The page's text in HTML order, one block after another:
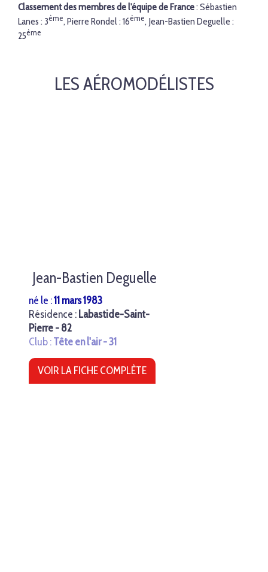
Classement des membres de l'équipe de France: Sébastien
Lanes : 3ème, Pierre Rondel : 16ème, Jean-Bastien Deguelle :
25ème
LES AÉROMODÉLISTES
Jean-Bastien Deguelle
né le :11 mars 1983
Résidence :Labastide-Saint-
Pierre - 82
Club :Tête en l'air - 31
VOIR LA FICHE COMPLÈTE